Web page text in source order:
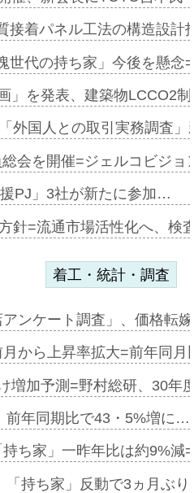
接着パネル工法の構造設
世代の持ち家」今後を懸
」を発表、建築物LCCO2
外国人との取引実務調査
会を開催=ジェルコビジ
PJ」3社が新たに参加…
針=流通市場活性化へ、検
着工・統計・調査
ンケート調査」、価格転
から上昇率拡大=前年同
増加予測=野村総研、30年
前年同期比で43・5%増に…
ち家」一昨年比は約9%
「持ち家」反動で3ヵ月ぶ